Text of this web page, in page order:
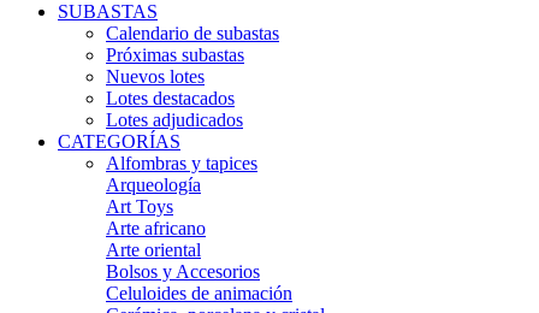
SUBASTAS
Calendario de subastas
Próximas subastas
Nuevos lotes
Lotes destacados
Lotes adjudicados
CATEGORÍAS
Alfombras y tapices
Arqueología
Art Toys
Arte africano
Arte oriental
Bolsos y Accesorios
Celuloides de animación